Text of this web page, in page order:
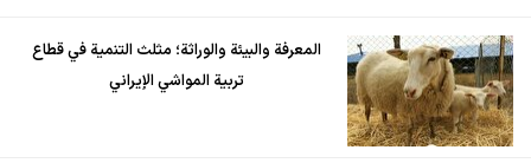
المعرفة والبيئة والوراثة؛ مثلث التنمية في قطاع
تربية المواشي الإيراني